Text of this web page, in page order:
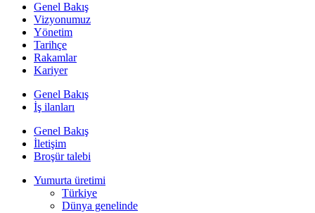
Genel Bakış
Vizyonumuz
Yönetim
Tarihçe
Rakamlar
Kariyer
Genel Bakış
İş ilanları
Genel Bakış
İletişim
Broşür talebi
Yumurta üretimi
Türkiye
Dünya genelinde